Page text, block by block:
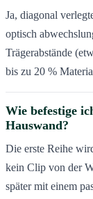
Ja, diagonal
optisch
Trägerabstände
bis zu 20 %
Wie befestige
Hauswand?
Die erste Reihe
kein Clip von der
später mit einem